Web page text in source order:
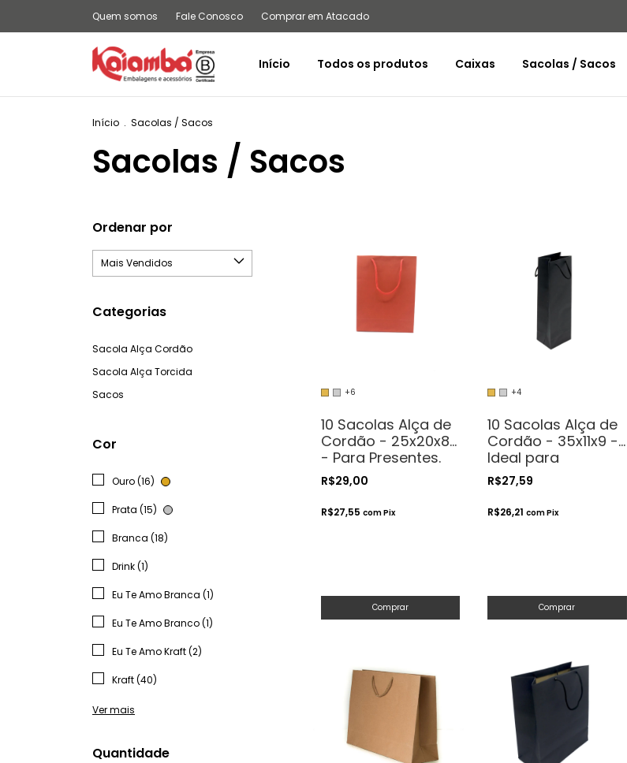
Quem somos Fale Conosco Comprar em Atacado
Início Todos os produtos Caixas Sacolas / Sacos
Início . Sacolas / Sacos
Sacolas / Sacos
Ordenar por
Categorias
Sacola Alça Cordão
Sacola Alça Torcida
Sacos
Cor
Ouro (16)
Prata (15)
Branca (18)
Drink (1)
Eu Te Amo Branca (1)
Eu Te Amo Branco (1)
Eu Te Amo Kraft (2)
Kraft (40)
Ver mais
Quantidade
+6
10 Sacolas Alça de
Cordão - 25x20x8
- Para Presentes.
Cosméticos ou
Artesanatos
R$29,00
R$27,55 comPix
Comprar
+4
10 Sacolas Alça de
Cordão - 35x11x9 -
Ideal para
Garrafas de Vinho
750ml
R$27,59
R$26,21comPix
Comprar